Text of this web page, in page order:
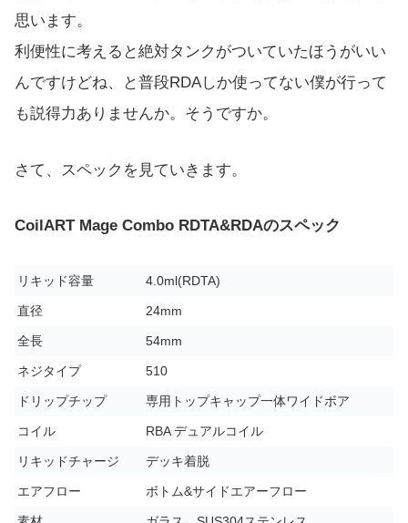
思います。
利便性に考えると絶対タンクがついていたほうがいい
んですけどね、と普段RDAしか使ってない僕が行って
も説得力ありませんか。そうですか。
さて、スペックを見ていきます。
CoilART Mage Combo RDTA&RDAのスペック
リキッド容量 4.0ml(RDTA)
直径 24mm
全長 54mm
ネジタイプ 510
ドリップチップ 専用トップキャップ一体ワイドボア
コイル RBA デュアルコイル
リキッドチャージ デッキ着脱
エアフロー ボトム&サイドエアーフロー